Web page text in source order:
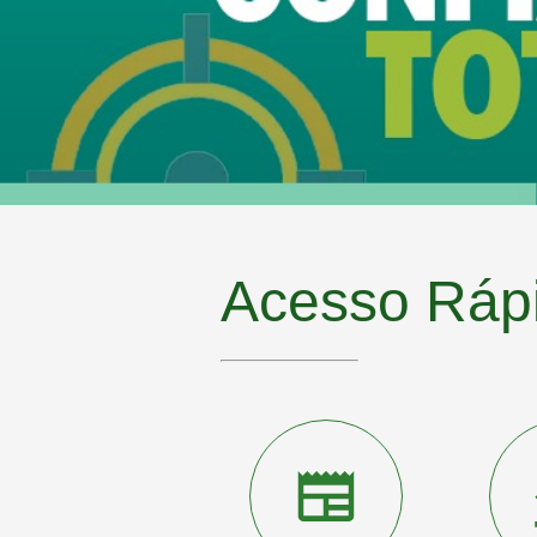
Saiba mais
Acesso